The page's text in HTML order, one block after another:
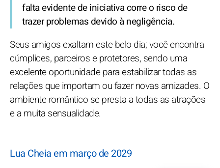
falta evidente de iniciativa corre o risco de
trazer problemas devido à negligência.
Seus amigos exaltam este belo dia; você encontra
cúmplices, parceiros e protetores, sendo uma
excelente oportunidade para estabilizar todas as
relações que importam ou fazer novas amizades. O
ambiente romântico se presta a todas as atrações
e a muita sensualidade.
Lua Cheia em março de 2029